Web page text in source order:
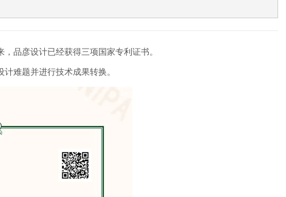
品彦设计已经获得三项国家专利证书。
难题并进行技术成果转换。